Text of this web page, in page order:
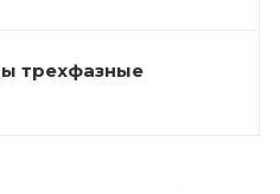
трехфазные